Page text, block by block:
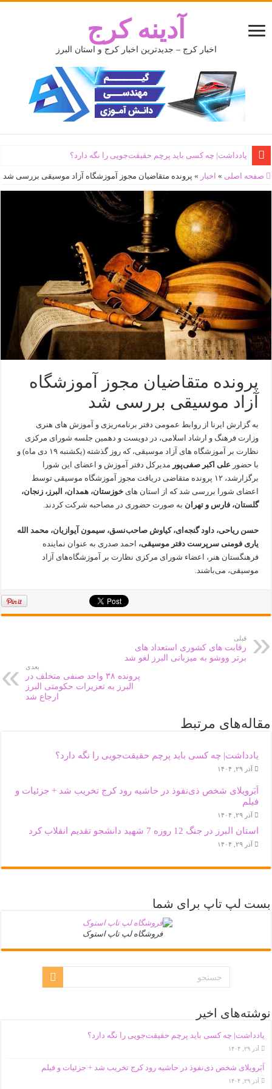
آدینه کرج
اخبار کرج – جدیدترین اخبار کرج و استان البرز
یادداشت| ‌چه کسی باید پرچم حقیقت‌جویی را نگه دارد؟
صفحه اصلی » اخبار » پرونده متقاضیان مجوز آموزشگاه آزاد موسیقی بررسی شد
پرونده متقاضیان مجوز آموزشگاه
آزاد موسیقی بررسی شد
به گزارش ایرنا از روابط عمومی دفتر برنامه‌ریزی و آموزش های هنری
وزارت فرهنگ و ارشاد اسلامی، در دویست و دهمین جلسه شورای مرکزی
نظارت بر آموزشگاه های آزاد موسیقی، که روز گذشته (یکشنبه ۱۹ دی ماه) و
با حضور علی اکبر صفی‌پور مدیرکل دفتر آموزش و اعضای این شورا
برگزارشد، ۱۲ پرونده متقاضی دریافت مجوز آموزشگاه موسیقی توسط
اعضای شورا بررسی شد که از استان هایخوزستان، همدان، البرز، زنجان،
گلستان، فارس و تهران به صورت حضوری در مصاحبه شرکت کردند.
حسن ریاحی، داود گنجه‌ای، کیاوش صاحب‌نسق، سیمون آیوازیان، محمد الله
یاری فومنی سرپرست دفتر موسیقی، احمد صدری به عنوان نماینده
فرهنگستان هنر، اعضاء شورای مرکزی نظارت بر آموزشگاه‌های آزاد
موسیقی، می‌باشند.
قبلی
رقابت های کشوری استعداد های
برتر ووشو به میزبانی البرز لغو شد
بعدی
پرونده ۳۸ واحد صنفی متخلف در
البرز به تعزیرات حکومتی البرز
ارجاع شد
مقاله‌های مرتبط
یادداشت| ‌چه کسی باید پرچم حقیقت‌جویی را نگه دارد؟
آذر ۲۹, ۱۴۰۴
اَبَر‌ویلای شخص ذی‌نفوذ در حاشیه‌ رود کرج تخریب شد + جزئیات و
فیلم
آذر ۲۹, ۱۴۰۴
استان البرز در جنگ 12 روزه 7 شهید دانشجو تقدیم انقلاب کرد
آذر ۲۹, ۱۴۰۴
بست لپ تاپ برای شما
فروشگاه لپ تاپ استوک
نوشته‌های اخیر
یادداشت| ‌چه کسی باید پرچم حقیقت‌جویی را نگه دارد؟
آذر ۲۹, ۱۴۰۴
اَبَر‌ویلای شخص ذی‌نفوذ در حاشیه‌ رود کرج تخریب شد + جزئیات و فیلم
آذر ۲۹, ۱۴۰۴